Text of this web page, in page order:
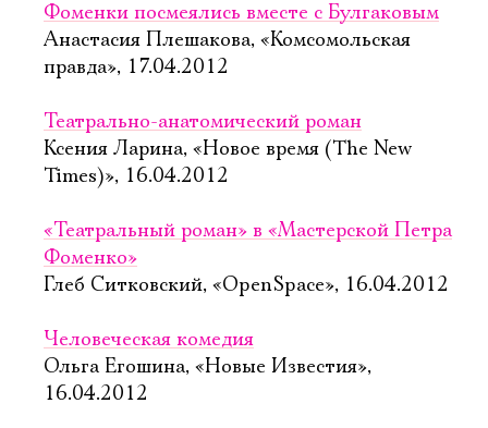
Фоменки посмеялись вместе с Булгаковым
Анастасия Плешакова, «Комсомольская
правда», 17.04.2012
Театрально-анатомический роман
Ксения Ларина, «Новое время (The New
Times)», 16.04.2012
«Театральный роман» в «Мастерской Петра
Фоменко»
Глеб Ситковский, «OpenSpace», 16.04.2012
Человеческая комедия
Ольга Егошина, «Новые Известия»,
16.04.2012